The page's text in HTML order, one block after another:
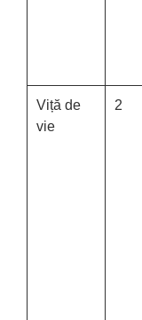
Viță de
vie
2